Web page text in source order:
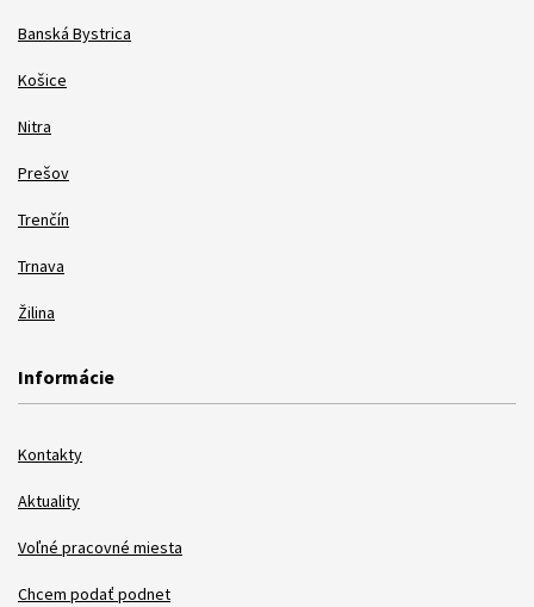
Banská Bystrica
Košice
Nitra
Prešov
Trenčín
Trnava
Žilina
Informácie
Kontakty
Aktuality
Voľné pracovné miesta
Chcem podať podnet